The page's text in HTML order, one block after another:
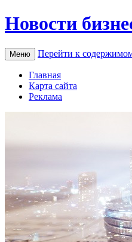
Новости
Меню Перейти к
Главная
Карта сайта
Реклама